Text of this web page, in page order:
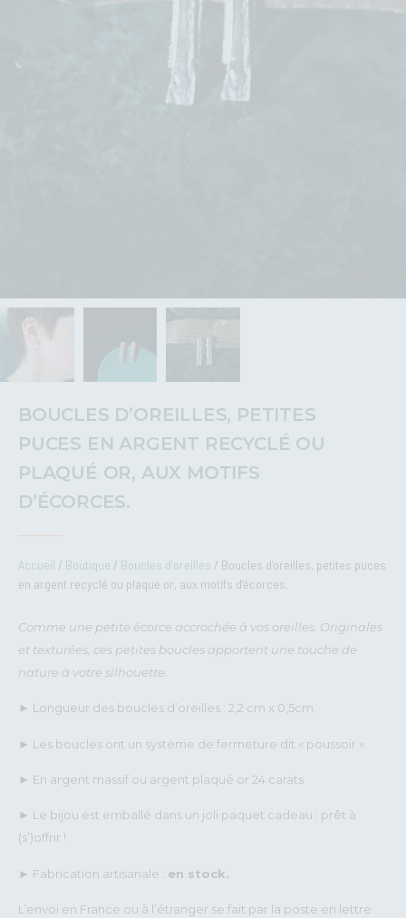
BOUCLES D’OREILLES, PETITES
PUCES EN ARGENT RECYCLÉ OU
PLAQUÉ OR, AUX MOTIFS
D’ÉCORCES.
Accueil / Boutique / Boucles d'oreilles / Boucles d’oreilles, petites puces
en argent recyclé ou plaqué or, aux motifs d’écorces.
Comme une petite écorce accrochée à vos oreilles. Originales
et texturées, ces petites boucles apportent une touche de
nature à votre silhouette.
► Longueur des boucles d’oreilles : 2,2 cm x 0,5cm.
► Les boucles ont un système de fermeture dit « poussoir ».
► En argent massif ou argent plaqué or 24 carats
► Le bijou est emballé dans un joli paquet cadeau : prêt à
(s’)offrir !
► Fabrication artisanale : en stock.
L’envoi en France ou à l’étranger se fait par la poste en lettre